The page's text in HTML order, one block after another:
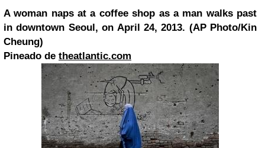
A woman naps at a coffee shop as a man walks past
in downtown Seoul, on April 24, 2013. (AP Photo/Kin
Cheung)
Pineado de theatlantic.com